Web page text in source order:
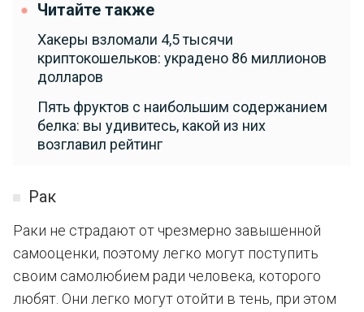
Читайте также
Хакеры взломали 4,5 тысячи
криптокошельков: украдено 86 миллионов
долларов
Пять фруктов с наибольшим содержанием
белка: вы удивитесь, какой из них
возглавил рейтинг
Рак
Раки не страдают от чрезмерно завышенной
самооценки, поэтому легко могут поступить
своим самолюбием ради человека, которого
любят. Они легко могут отойти в тень, при этом